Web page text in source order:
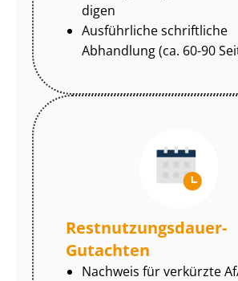
di­gen
Ausführliche schriftliche
Abhandlung (ca. 60-90
Rest­nut­zungs­dau­er-
Gutachten
Nachweis für verkürzte